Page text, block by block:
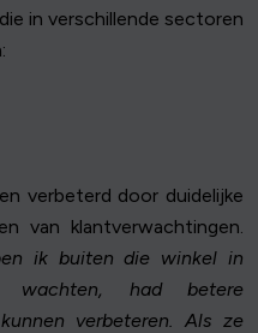
in verschillende sectoren
verbeterd door duidelijke
van klantverwachtingen.
ik buiten die winkel in
had betere
verbeteren. Als ze